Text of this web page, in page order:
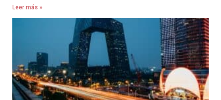
Leer más »